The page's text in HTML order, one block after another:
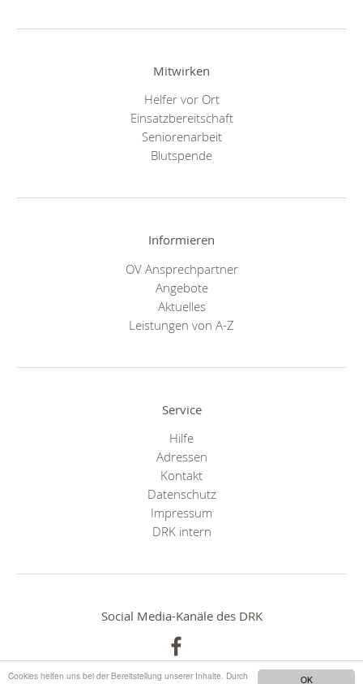
OK
Cookies helfen uns bei der Bereitstellung unserer Inhalte. Durch
Mitwirken
Helfer vor Ort
Einsatzbereitschaft
Seniorenarbeit
Blutspende
Informieren
OV Ansprechpartner
Angebote
Aktuelles
Leistungen von A-Z
Service
Hilfe
Adressen
Kontakt
Datenschutz
Impressum
DRK intern
Social Media-Kanäle des DRK